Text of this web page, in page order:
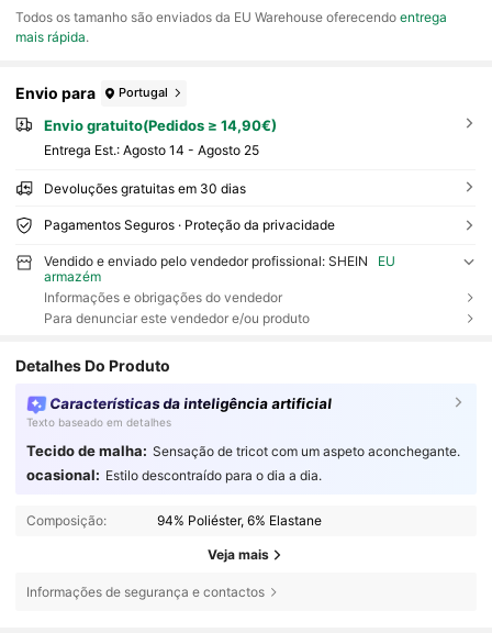
Todos os tamanho são enviados da EU Warehouse oferecendoentrega
mais rápida.
Envio para Portugal
Envio gratuito(Pedidos ≥ 14,90€)
Entrega Est.: Agosto 14 - Agosto 25
Devoluções gratuitas em 30 dias
Pagamentos Seguros · Proteção da privacidade
Vendido e enviado pelo vendedor profissional: SHEIN
EU
armazém
Informações e obrigações do vendedor
Para denunciar este vendedor e/ou produto
Detalhes Do Produto
Características da inteligência artificial
Texto baseado em detalhes
Tecido de malha: Sensação de tricot com um aspeto aconchegante.
ocasional: Estilo descontraído para o dia a dia.
Composição: 94% Poliéster, 6% Elastane
Veja mais
Informações de segurança e contactos